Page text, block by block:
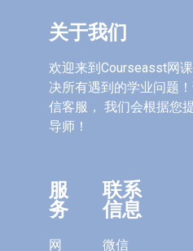
关于我们
欢迎来到Courseasst网
决所有遇到的学业问题
信客服， 我们会根据您
导师！
服
务
网
联系
信息
微信